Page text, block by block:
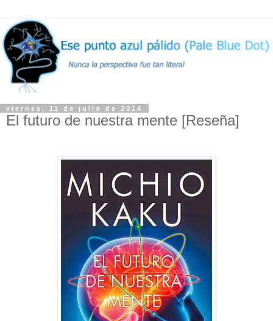
viernes, 11 de julio de 2014
El futuro de nuestra mente [Reseña]